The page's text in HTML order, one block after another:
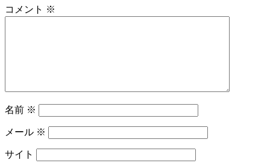
ー
コメント ※
名前 ※
メール ※
サイト